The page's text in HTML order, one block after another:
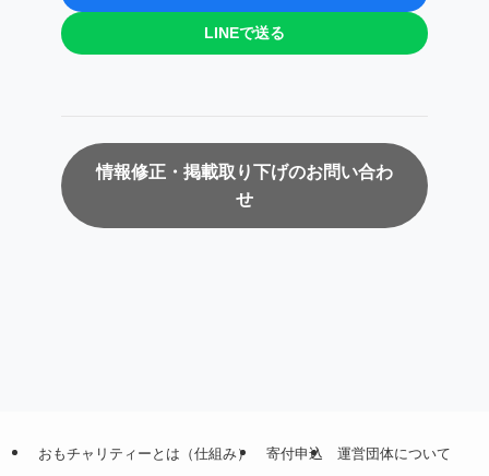
LINEで送る
情報修正・掲載取り下げのお問い合わ
せ
おもチャリティーとは（仕組み） 寄付申込
運営団体について